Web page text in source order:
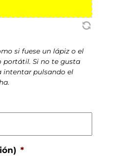
si fuese un lápiz o el
portátil. Si no te gusta
intentar pulsando el
*